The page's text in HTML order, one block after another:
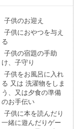
子供のお迎え
子供におやつを与え
る
子供の宿題の手助
け、子守り
子供をお風呂に入れ
る 又は 洗濯物をしま
う、又は夕食の準備
のお手伝い
子供に本を読んだり
一緒に遊んだりゲー